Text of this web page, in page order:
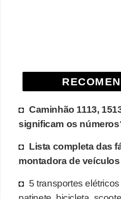
Caminhão 1113,
significam os
Lista completa das
montadora de
5 transportes